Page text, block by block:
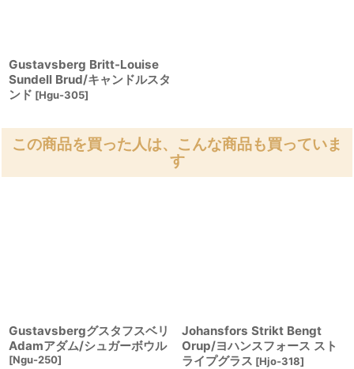
Gustavsberg Britt-Louise
Sundell Brud/キャンドルスタ
ンド [Hgu-305]
この商品を買った人は、こんな商品も買っていま
す
Gustavsbergグスタフスベリ
Adamアダム/シュガーボウル
[Ngu-250]
Johansfors Strikt Bengt
Orup/ヨハンスフォース スト
ライプグラス [Hjo-318]